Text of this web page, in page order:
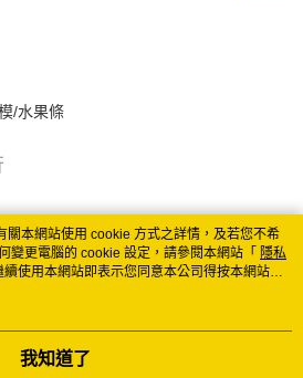
/水果條
關本網站使用 cookie 方式之詳情，及若您不希
變更電腦的 cookie 設定，請參閱本網站「 隱私
續使用本網站即表示您同意本公司得按本網站使
。
我知道了